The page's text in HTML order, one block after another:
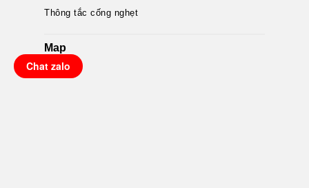
Thông tắc cống nghẹt
Map
Chat zalo